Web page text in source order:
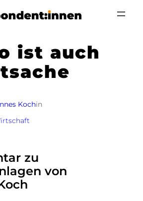
ist auch
Kochin
zu
von